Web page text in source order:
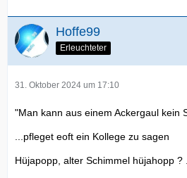
Hoffe99
Erleuchteter
31. Oktober 2024 um 17:10
"Man kann aus einem Ackergaul kein
...pfleget eoft ein Kollege zu sagen
Hüjapopp, alter Schimmel hüjahopp ?